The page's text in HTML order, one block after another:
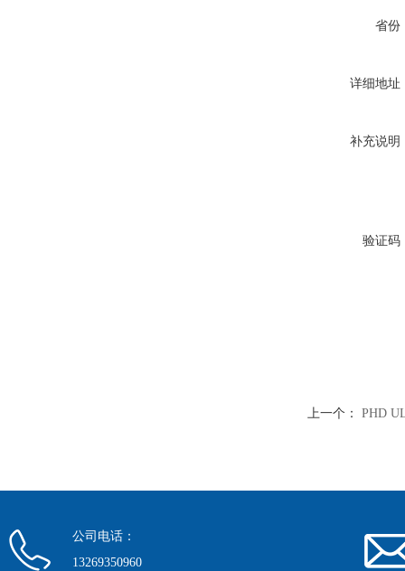
省份
详细地址
补充说明
验证码
上一个： PHD
公司电话：
13269350960